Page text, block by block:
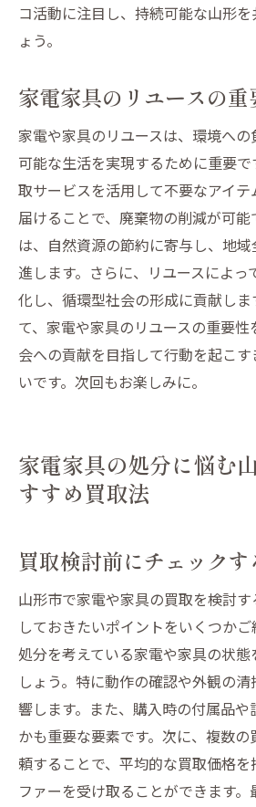
コ活動に注目し、持続可能な山形
ょう。
家電家具のリユースの重
家電や家具のリユースは、環境へ
可能な生活を実現するために重要
取サービスを活用して不要なアイ
届けることで、廃棄物の削減が可能
は、自然資源の節約に寄与し、地
進します。さらに、リユースによっ
化し、循環型社会の形成に貢献しま
て、家電や家具のリユースの重要
会への貢献を目指して行動を起こ
いです。次回もお楽しみに。
家電家具の処分に悩む
すすめ買取法
買取検討前にチェックす
山形市で家電や家具の買取を検討
しておきたいポイントをいくつかご
処分を考えている家電や家具の状
しょう。特に動作の確認や外観の
響します。また、購入時の付属品や
かも重要な要素です。次に、複数
頼することで、平均的な買取価格
ファーを受け取ることができます